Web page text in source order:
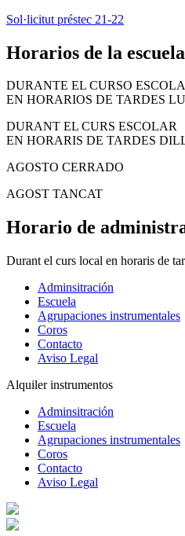
Sol·licitut préstec 21-22
Horarios de la escuela
DURANTE EL CURSO
EN HORARIOS DE TARDES
DURANT EL CURS ESCOLAR
EN HORARIS DE TARDES
AGOSTO CERRADO
AGOST TANCAT
Horario de
Durant el curs local en horaris de
Adminsitración
Escuela
Agrupaciones instrumentales
Coros
Contacto
Aviso Legal
Alquiler instrumentos
Adminsitración
Escuela
Agrupaciones instrumentales
Coros
Contacto
Aviso Legal